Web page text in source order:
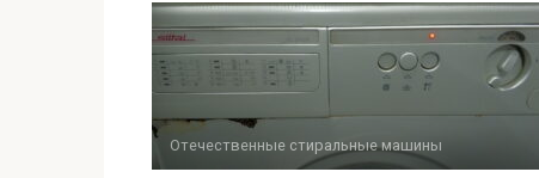
Отечественные стиральные машины